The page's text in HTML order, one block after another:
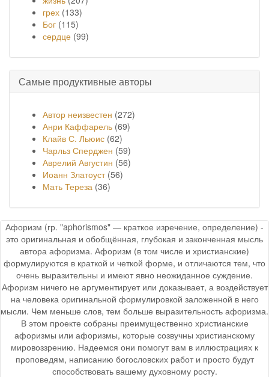
грех (133)
Бог (115)
сердце (99)
Самые продуктивные авторы
Автор неизвестен (272)
Анри Каффарель (69)
Клайв С. Льюис (62)
Чарльз Сперджен (59)
Аврелий Августин (56)
Иоанн Златоуст(56)
Мать Тереза (36)
Афоризм (гр. "aphorismos" — краткое изречение, определение) -
это оригинальная и обобщённая, глубокая и законченная мысль
автора афоризма. Афоризм (в том числе и христианские)
формулируются в краткой и четкой форме, и отличаются тем, что
очень выразительны и имеют явно неожиданное суждение.
Афоризм ничего не аргументирует или доказывает, а воздействует
на человека оригинальной формулировкой заложенной в него
мысли. Чем меньше слов, тем больше выразительность афоризма.
В этом проекте собраны преимущественно христианские
афоризмы или афоризмы, которые созвучны христианскому
мировоззрению. Надеемся они помогут вам в иллюстрациях к
проповедям, написанию богословских работ и просто будут
способствовать вашему духовному росту.